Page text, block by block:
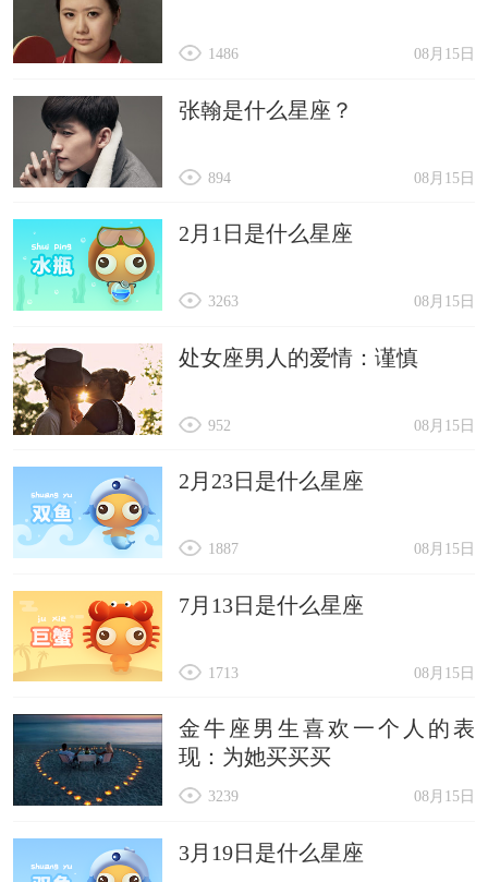
08月15日
1486
张翰是什么星座？
08月15日
894
2月1日是什么星座
08月15日
3263
处女座男人的爱情：谨慎
08月15日
952
2月23日是什么星座
08月15日
1887
7月13日是什么星座
08月15日
1713
金牛座男生喜欢一个人的表
现：为她买买买
08月15日
3239
3月19日是什么星座